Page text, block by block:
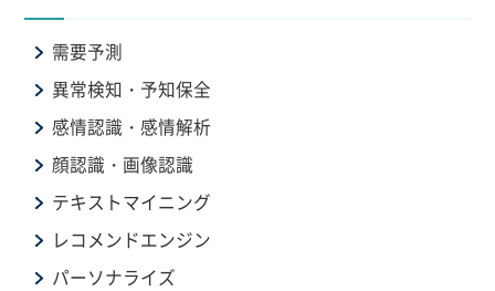
需要予測
異常検知・予知保全
感情認識・感情解析
顔認識・画像認識
テキストマイニング
レコメンドエンジン
パーソナライズ